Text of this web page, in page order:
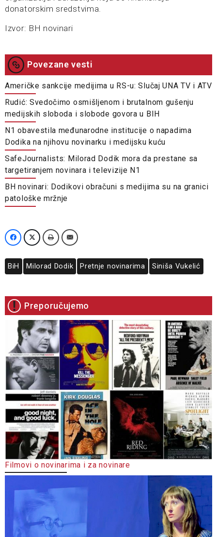
donatorskim sredstvima.
Izvor: BH novinari
Povezane vesti
Američke sankcije medijima u RS-u: Slučaj UNA TV i ATV
Rudić: Svedočimo osmišljenom i brutalnom gušenju
medijskih sloboda i slobode govora u BIH
N1 obavestila međunarodne institucije o napadima
Dodika na njihovu novinarku i medijsku kuću
SafeJournalists: Milorad Dodik mora da prestane sa
targetiranjem novinara i televizije N1
BH novinari: Dodikovi obračuni s medijima su na granici
patološke mržnje
BiH Milorad Dodik Pretnje novinarima Siniša Vukelić
Preporučujemo
Filmovi o novinarima i za novinare